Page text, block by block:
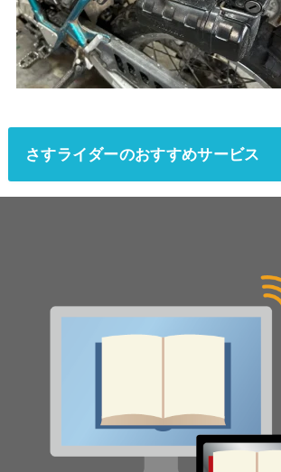
さすライダーのおすすめサービス